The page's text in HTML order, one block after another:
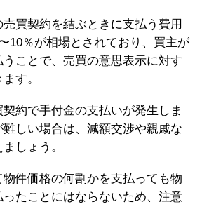
買契約を結ぶときに支払う費用
10％が相場とされており、買主が
ことで、売買の意思表示に対す
す。
約で手付金の支払いが発生しま
しい場合は、減額交渉や親戚な
しょう。
件価格の何割かを支払っても物
たことにはならないため、注意